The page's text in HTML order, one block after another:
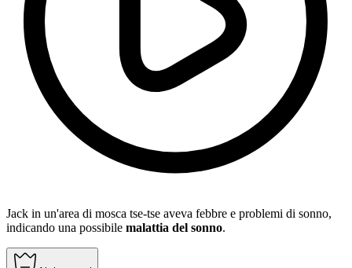
Jack in un'area di mosca tse-tse aveva febbre e problemi di sonno,
indicando una possibile malattia del sonno.